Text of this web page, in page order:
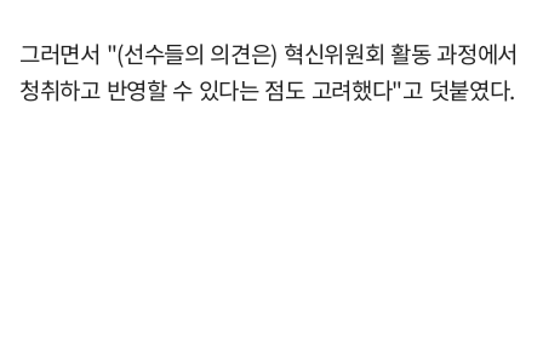
그러면서 "(선수들의 의견은) 혁신위원회 활동 과정에서
청취하고 반영할 수 있다는 점도 고려했다"고 덧붙였다.